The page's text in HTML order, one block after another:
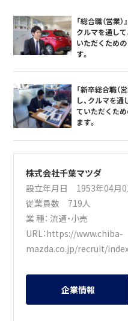
「総合職（営業
クルマを通し
いただくため
す。
「新卒総合職（
し、クルマを
ていただくため
ます。
株式会社千葉マツダ
設立年月日 1953年04月
従業員数 719人
業 種：流通・小売
URL：https://www.chiba-
mazda.co.jp/recruit/
企業情報